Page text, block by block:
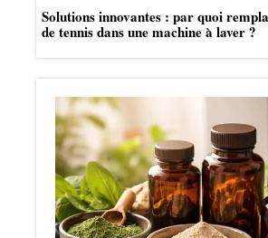
Solutions innovantes : par quoi
de tennis dans une machine à laver ?